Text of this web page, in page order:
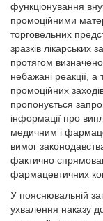
функціонування
промоційними
торговельних
зразків лікарських
протягом
небажані реакції, а
промоційних
пропонується
інформації про
медичним і
вимог
фактично
фармацевтичних
У пояснювальній
ухвалення наказу